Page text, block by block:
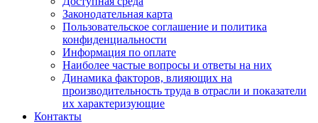
Законодательная карта
Пользовательское соглашение и политика
конфиденциальности
Информация по оплате
Наиболее частые вопросы и ответы на них
Динамика факторов, влияющих на
производительность труда в отрасли и показатели
их характеризующие
Контакты